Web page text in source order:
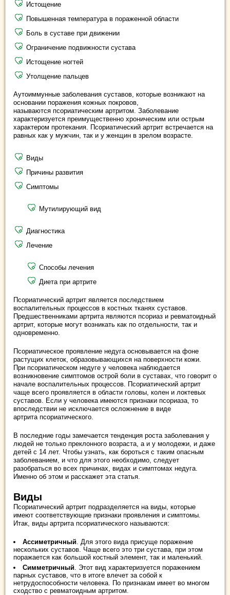
Истощение
Повышенная температура в пораженной области
Боль в суставе при движении
Ограничение подвижности сустава
Истощение ногтей
Утолщение пальцев
Аутоиммунные заболевания суставов, которые возникают на
основании поражения кожных покровов,
называются псориатическим артритом. Заболевание
характеризуется преимущественно хроническим или острым
характером протекания. Псориатический артрит встречается на
равных как у мужчин, так и у женщин в зрелом возрасте.
Виды
Причины развития
Симптомы
Мутилирующий вид
Диагностика
Лечение
Способы лечения
Диета при артрите
Псориатический артрит является последствием
воспалительных процессов в костных тканях суставов.
Предшественниками артрита являются псориаз и ревматоидный
артрит, которые могут возникать как по отдельности, так и
одновременно.
Псориатическое проявление недуга основывается на фоне
растущих клеток, образовывающихся на поверхности кожи.
При псориатическом недуге у человека наблюдается
возникновение симптомов острой боли в суставах, что говорит о
начале воспалительных процессов. Псориатический артрит
чаще всего проявляется в области головы, колен и локтевых
суставов. Если у человека имеются признаки псориаза, то
впоследствии не исключается осложнение в виде
артрита псориатического.
В последние годы замечается тенденция роста заболевания у
людей не только преклонного возраста, а и у молодежи, и даже
детей с 14 лет. Чтобы узнать, как бороться с таким опасным
заболеванием, и что для этого необходимо, следует
разобраться во всех причинах, видах и симптомах недуга.
Именно об этом и расскажет эта статья.
Виды
Псориатический артрит подразделяется на виды, которые
имеют соответствующие признаки проявления и симптомы.
Итак, виды артрита псориатического называются:
Ассиметричный. Для этого вида присуще поражение
нескольких суставов. Чаще всего это три сустава, при этом
поражается как большой костный элемент, так и маленький.
Симметричный. Этот вид характеризуется поражением
парных суставов, что в итоге влечет за собой к
нетрудоспособности человека. По признакам имеет во многом
сходство с ревматоидным артритом.